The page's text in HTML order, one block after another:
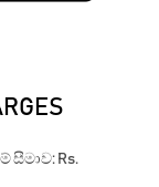
සීමාව: Rs.